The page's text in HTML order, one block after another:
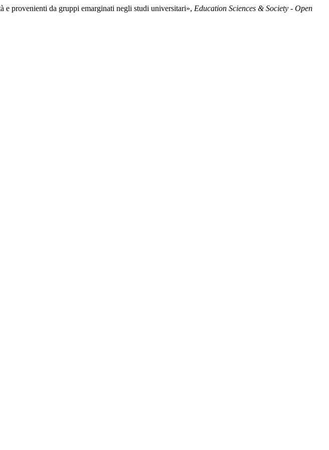
e provenienti da gruppi emarginati negli studi universitari», Education Sciences & Society - Open